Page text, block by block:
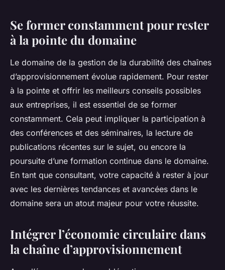
Se former constamment pour rester
à la pointe du domaine
Le domaine de la gestion de la durabilité des chaînes
d’approvisionnement évolue rapidement. Pour rester
à la pointe et offrir les meilleurs conseils possibles
aux entreprises, il est essentiel de se former
constamment. Cela peut impliquer la participation à
des conférences et des séminaires, la lecture de
publications récentes sur le sujet, ou encore la
poursuite d’une formation continue dans le domaine.
En tant que consultant, votre capacité à rester à jour
avec les dernières tendances et avancées dans le
domaine sera un atout majeur pour votre réussite.
Intégrer l’économie circulaire dans
la chaîne d’approvisionnement